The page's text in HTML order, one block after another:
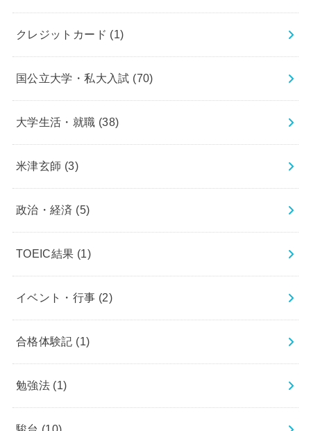
クレジットカード (1)
国公立大学・私大入試 (70)
大学生活・就職 (38)
米津玄師 (3)
政治・経済 (5)
TOEIC結果 (1)
イベント・行事 (2)
合格体験記 (1)
勉強法 (1)